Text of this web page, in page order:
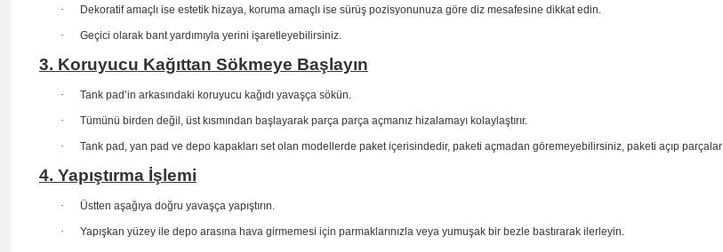
· Dekoratif amaçlı ise estetik hizaya, koruma amaçlı ise sürüş pozisyonunuza göre diz mesafesine dikkat edin.
· Geçici olarak bant yardımıyla yerini işaretleyebilirsiniz.
3. Koruyucu Kağıttan Sökmeye Başlayın
· Tank pad’in arkasındaki koruyucu kağıdı yavaşça sökün.
· Tümünü birden değil, üst kısmından başlayarak parça parça açmanız hizalamayı kolaylaştırır.
· Tank pad, yan pad ve depo kapakları set olan modellerde paket içerisindedir, paketi açmadan göremeyebilirsiniz, paketi açıp
4. Yapıştırma İşlemi
· Üstten aşağıya doğru yavaşça yapıştırın.
· Yapışkan yüzey ile depo arasına hava girmemesi için parmaklarınızla veya yumuşak bir bezle bastırarak ilerleyin.